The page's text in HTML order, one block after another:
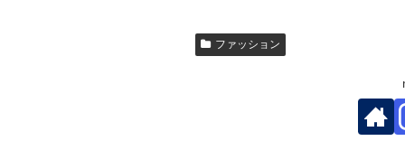
ファッション